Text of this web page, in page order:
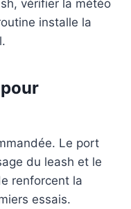
vérifier la météo
installe la
Le port
du leash et le
renforcent la
essais.